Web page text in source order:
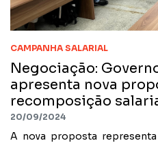
CAMPANHA SALARIAL
Negociação:
apresenta nova
recomposição
20/09/2024
A nova proposta